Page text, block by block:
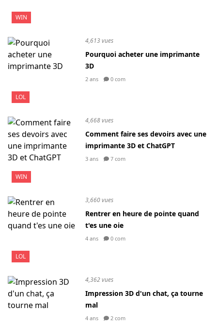
WIN
LOL
4,613 vues
Pourquoi acheter une imprimante
3D
2 ans 0 com
WIN
4,668 vues
Comment faire ses devoirs avec une
imprimante 3D et ChatGPT
3 ans 7 com
LOL
3,660 vues
Rentrer en heure de pointe quand
t'es une oie
4 ans 0 com
4,362 vues
Impression 3D d'un chat, ça tourne
mal
4 ans 2 com